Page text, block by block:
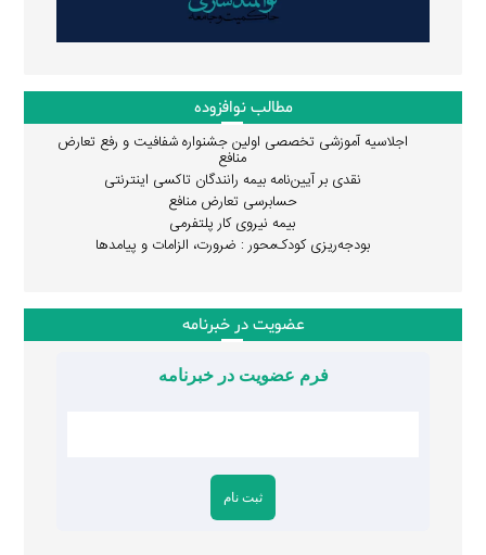
مطالب نوافزوده
اجلاسیه آموزشی تخصصی اولین جشنواره شفافیت و رفع تعارض
منافع
نقدی بر آیین‌نامه بیمه رانندگان تاکسی اینترنتی
حسابرسی تعارض منافع
بیمه نیروی کار پلتفرمی
بودجه‌ریزی کودک‌محور : ضرورت، الزامات و پیامدها
عضویت در خبرنامه
فرم عضویت در خبرنامه